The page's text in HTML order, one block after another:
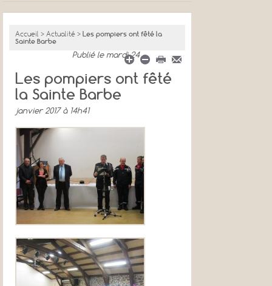
Accueil > Actualité > Les pompiers ont fêté la
Sainte Barbe
Les pompiers ont fêté
la Sainte Barbe
Publié le mardi 24
janvier 2017 à 14h41